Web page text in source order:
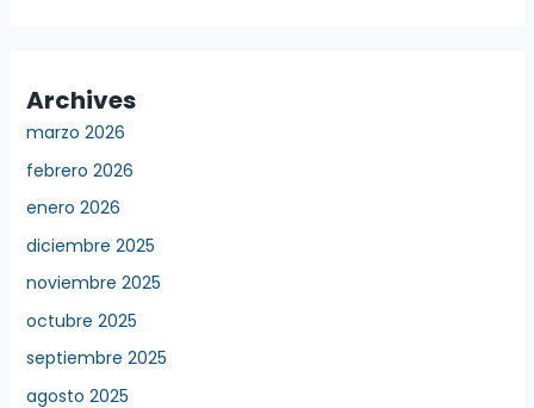
Archives
marzo 2026
febrero 2026
enero 2026
diciembre 2025
noviembre 2025
octubre 2025
septiembre 2025
agosto 2025